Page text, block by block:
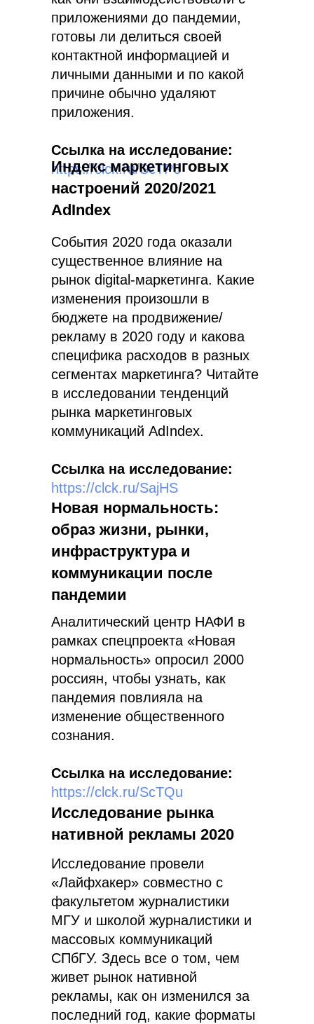
приложениями до пандемии,
готовы ли делиться своей
контактной информацией и
личными данными и по какой
причине обычно удаляют
приложения.
Ссылка на исследование:
https://clck.ru/ScTP6
События 2020 года оказали
существенное влияние на
рынок digital-маркетинга. Какие
изменения произошли в
бюджете на продвижение/
рекламу в 2020 году и какова
специфика расходов в разных
сегментах маркетинга? Читайте
в исследовании тенденций
рынка маркетинговых
коммуникаций AdIndex.
Ссылка на исследование:
https://clck.ru/SajHS
Индекс маркетинговых
настроений 2020/2021
AdIndex
Аналитический центр НАФИ в
рамках спецпроекта «Новая
нормальность» опросил 2000
россиян, чтобы узнать, как
пандемия повлияла на
изменение общественного
сознания.
Ссылка на исследование:
https://clck.ru/ScTQu
Новая нормальность:
образ жизни, рынки,
инфраструктура и
коммуникации после
пандемии
Исследование провели
«Лайфхакер» совместно с
факультетом журналистики
МГУ и школой журналистики и
массовых коммуникаций
СПбГУ. Здесь все о том, чем
живет рынок нативной
рекламы, как он изменился за
последний год, какие форматы
Исследование рынка
нативной рекламы 2020